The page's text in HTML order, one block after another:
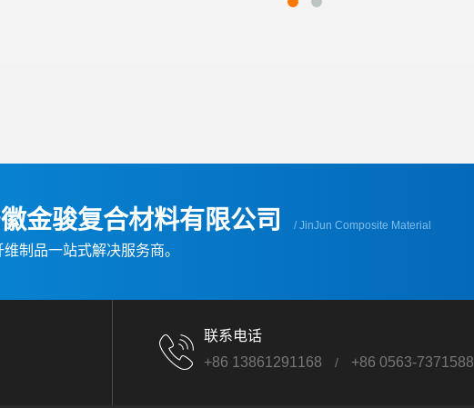
金骏复合材料有限公司 / JinJun Composite Material
维制品一站式解决服务商。
联系电话
+86 13861291168 / +86 0563-7371588